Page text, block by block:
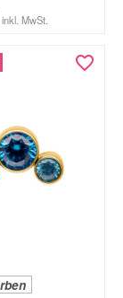
inkl. MwSt.